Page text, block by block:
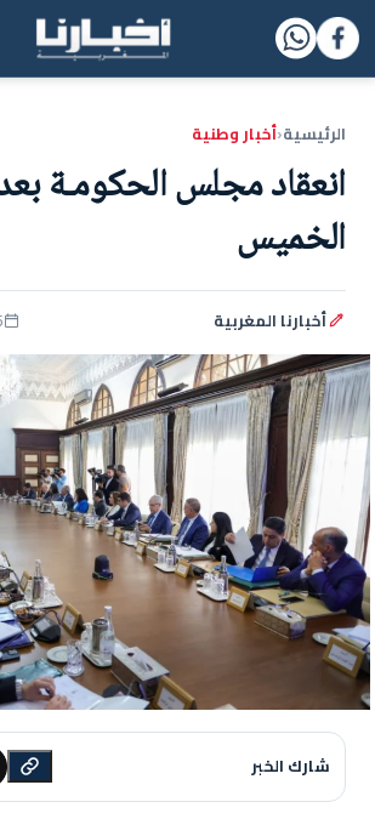
الرئيسية‹أخبار وطنية
انعقاد مجلس الحكومـة
الخميس
أخبارنا المغربية
شارك الخبر